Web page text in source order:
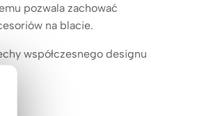
pozwala zachować
na blacie.
współczesnego designu